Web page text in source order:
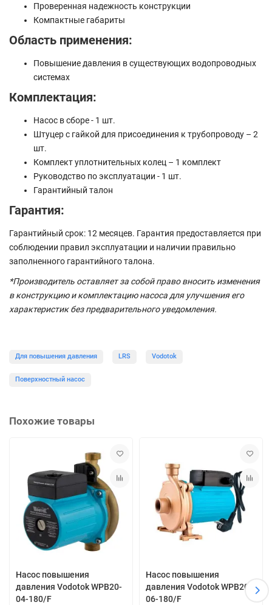
Проверенная надежность конструкции
Компактные габариты
Область применения:
Повышение давления в существующих водопроводных
системах
Комплектация:
Насос в сборе - 1 шт.
Штуцер с гайкой для присоединения к трубопроводу – 2
шт.
Комплект уплотнительных колец – 1 комплект
Руководство по эксплуатации - 1 шт.
Гарантийный талон
Гарантия:
Гарантийный срок: 12 месяцев. Гарантия предоставляется при
соблюдении правил эксплуатации и наличии правильно
заполненного гарантийного талона.
*Производитель оставляет за собой право вносить изменения
в конструкцию и комплектацию насоса для улучшения его
характеристик без предварительного уведомления.
Для повышения давления LRS Vodotok
Поверхностный насос
Похожие товары
Насос повышения
давления Vodotok WPB20-
04-180/F
Насос повышения
давления Vodotok WPB20-
06-180/F